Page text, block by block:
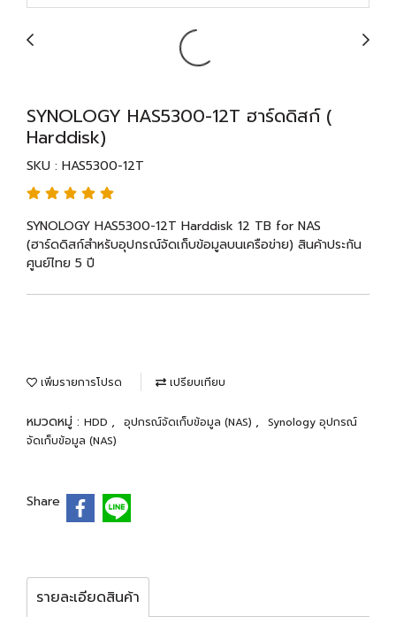
SYNOLOGY HAS5300-12T ฮาร์ดดิสก์ (
Harddisk)
SKU : HAS5300-12T
SYNOLOGY HAS5300-12T Harddisk 12 TB for NAS
(ฮาร์ดดิสก์สำหรับอุปกรณ์จัดเก็บข้อมูลบนเครือข่าย) สินค้าประกัน
ศูนย์ไทย 5 ปี
เพิ่มรายการโปรด เปรียบเทียบ
หมวดหมู่ : HDD , อุปกรณ์จัดเก็บข้อมูล (NAS) ,
Synology อุปกรณ์
จัดเก็บข้อมูล (NAS)
Share
รายละเอียดสินค้า